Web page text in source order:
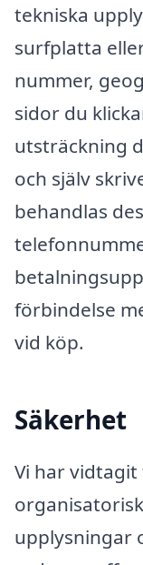
tekniska
surfplatta
nummer,
sidor du
utsträckning
och själv
behandlas
förbindelse
vid köp.
Säkerhet
Vi har vidtagit
upplysningar